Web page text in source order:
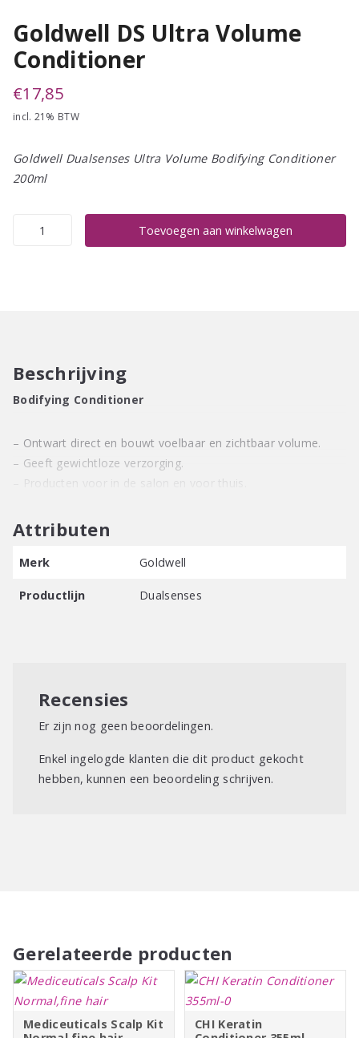
Goldwell DS Ultra Volume
Conditioner
€17,85
incl. 21% BTW
Goldwell Dualsenses Ultra Volume Bodifying Conditioner
200ml
Goldwell
Toevoegen aan winkelwagen
Beschrijving
Bodifying Conditioner
– Ontwart direct en bouwt voelbaar en zichtbaar volume.
– Geeft gewichtloze verzorging.
– Producten voor in de salon en voor thuis.
Attributen
Merk Goldwell
Productlijn Dualsenses
Recensies
Er zijn nog geen beoordelingen.
Enkel ingelogde klanten die dit product gekocht
hebben, kunnen een beoordeling schrijven.
Gerelateerde producten
Mediceuticals Scalp Kit
CHI Keratin